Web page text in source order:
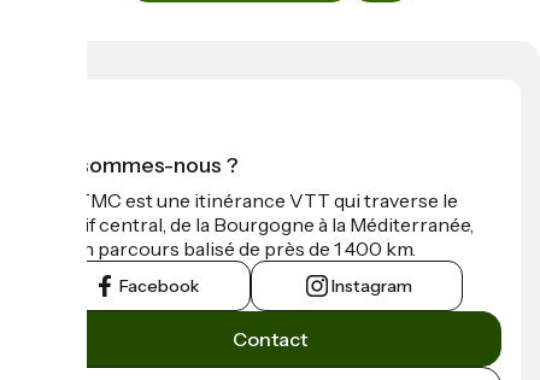
Qui sommes-nous ?
La GTMC est une itinérance VTT qui traverse le
Massif central, de la Bourgogne à la Méditerranée,
sur un parcours balisé de près de 1 400 km.
Facebook Instagram
Contact